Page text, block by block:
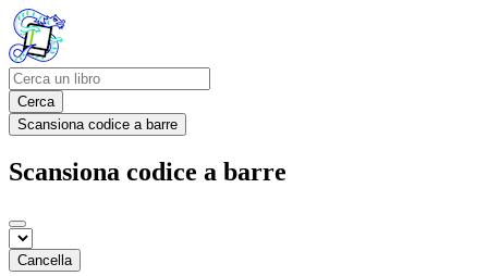
Cerca
Scansiona codice a barre
Scansiona codice a barre
Cancella